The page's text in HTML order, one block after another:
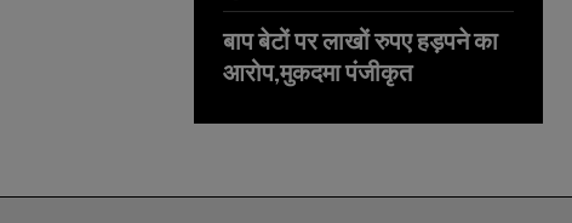
बाप बेटों पर लाखों रुपए हड़पने का
आरोप,मुकदमा पंजीकृत